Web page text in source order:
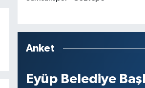
Anket
Eyüp Belediye